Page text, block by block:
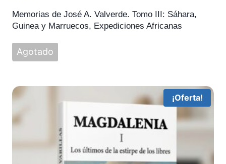
Memorias de José A. Valverde. Tomo III: Sáhara,
Guinea y Marruecos, Expediciones Africanas
Agotado
¡Oferta!